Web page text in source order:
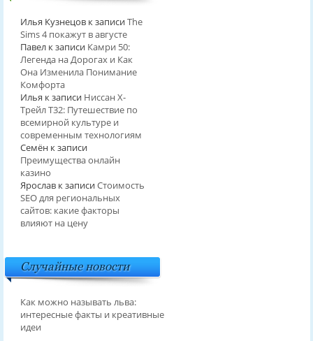
Илья Кузнецовк записиThe
Sims 4 покажут в августе
Павелк записи Камри 50:
Легенда на Дорогах и Как
Она Изменила Понимание
Комфорта
Илья к записи Ниссан Х-
Трейл T32: Путешествие по
всемирной культуре и
современным технологиям
Семёнк записи
Преимущества онлайн
казино
Ярославк записиСтоимость
SEO для региональных
сайтов: какие факторы
влияют на цену
Случайные новости
Как можно называть льва:
интересные факты и креативные
идеи